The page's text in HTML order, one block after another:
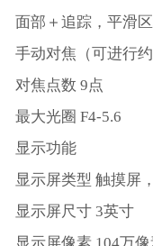
面部＋追踪，平滑
手动对焦（可进行
对焦点数 9点
最大光圈 F4-5.6
显示功能
显示屏类型 触摸屏
显示屏尺寸 3英寸
显示屏像素 104万